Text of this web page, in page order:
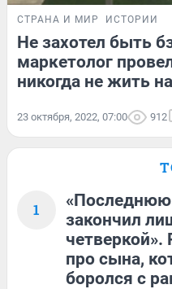
СТРАНА И МИР ИСТОРИИ
Не захотел быть
маркетолог
никогда не жить
23 октября, 2022, 07:00 912
1
«Последнюю
закончил
четверкой».
про сына,
боролся с